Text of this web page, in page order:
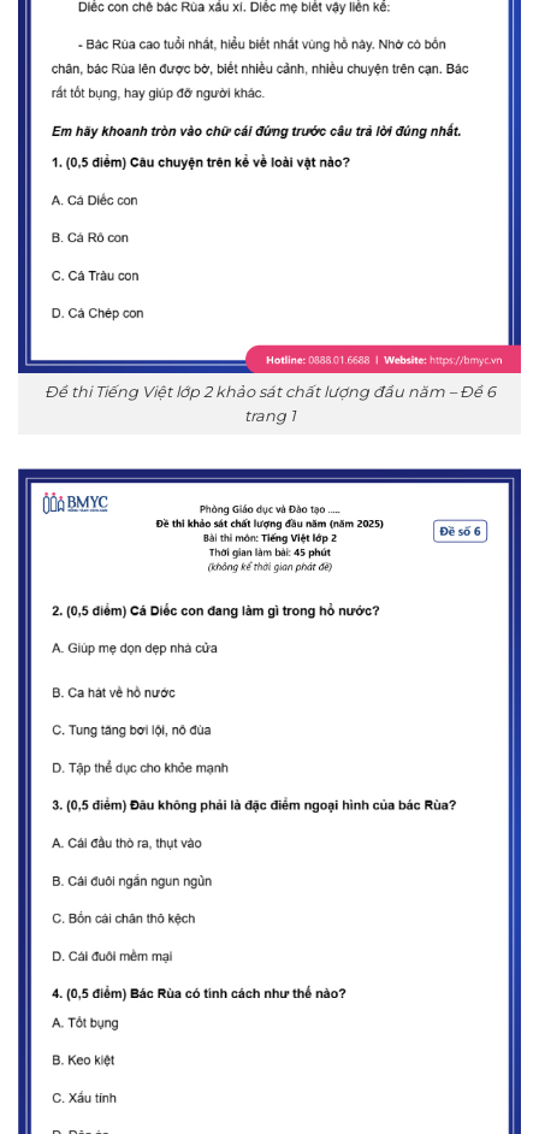
Đề thi Tiếng Việt lớp 2 khảo sát chất lượng đầu năm – Đề 6
trang 1